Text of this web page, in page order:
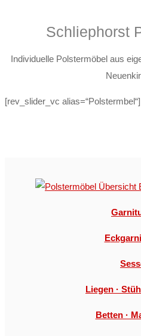
Schliephorst
Individuelle Polstermöbel aus
[rev_slider_vc alias=“Polstermbel“]
E
Liegen ·
Betten ·